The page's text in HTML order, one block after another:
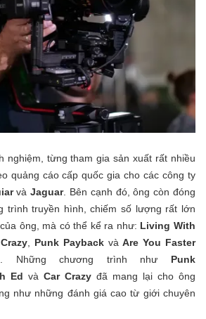
nghiệm, từng tham gia sản xuất rất nhiều
quảng cáo cấp quốc gia cho các công ty
vàJaguar. Bên cạnh đó, ông còn đóng
trình truyền hình, chiếm số lượng rất lớn
ông, mà có thể kể ra như: Living With
Punk PaybackvàAre You Faster
. Những chương trình như Punk
Ed và Car Crazy đã mang lại cho ông
như những đánh giá cao từ giới chuyên